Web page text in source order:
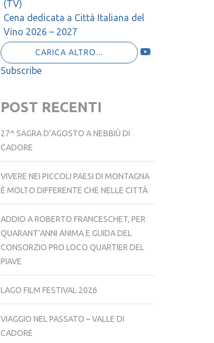
(TV)
Cena dedicata a Città Italiana del
Vino 2026 – 2027
CARICA ALTRO...
Subscribe
POST RECENTI
27^ SAGRA D’AGOSTO A NEBBIÙ DI
CADORE
VIVERE NEI PICCOLI PAESI DI MONTAGNA
È MOLTO DIFFERENTE CHE NELLE CITTÀ
ADDIO A ROBERTO FRANCESCHET, PER
QUARANT’ANNI ANIMA E GUIDA DEL
CONSORZIO PRO LOCO QUARTIER DEL
PIAVE
LAGO FILM FESTIVAL 2026
VIAGGIO NEL PASSATO – VALLE DI
CADORE